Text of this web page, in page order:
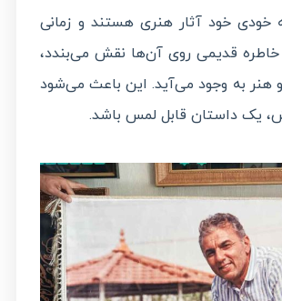
خودی خود آثار هنری هستند و زمانی
قدیمی روی آن‌ها نقش می‌بندد،
هنر به وجود می‌آید. این باعث می‌شود
یک داستان قابل لمس باشد.